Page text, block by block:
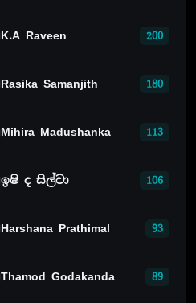
K.A Raveen 200
Rasika Samanjith 180
Mihira Madushanka 113
ඉෂි ද සිල්වා 106
Harshana Prathimal 93
Thamod Godakanda 89